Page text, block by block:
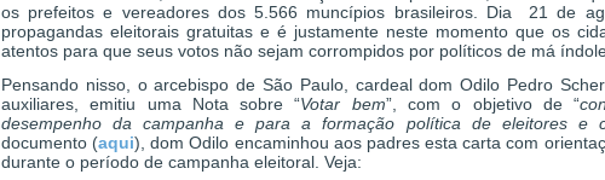
os prefeitos e vereadores dos 5.566 muncípios brasileiros. Dia 21 de
propagandas eleitorais gratuitas e é justamente neste momento que os
atentos para que seus votos não sejam corrompidos por políticos de má
Pensando nisso, o arcebispo de São Paulo, cardeal dom Odilo Pedro
auxiliares, emitiu uma Nota sobre “Votar bem”, com o objetivo de “
desempenho da campanha e para a formação política de eleitores e
documento (aqui), dom Odilo encaminhou aos padres esta carta com
durante o período de campanha eleitoral. Veja: